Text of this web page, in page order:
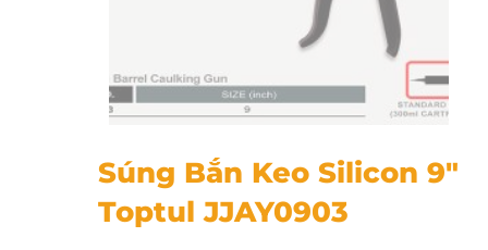
Súng Bắn Keo Silicon 9″
Toptul JJAY0903